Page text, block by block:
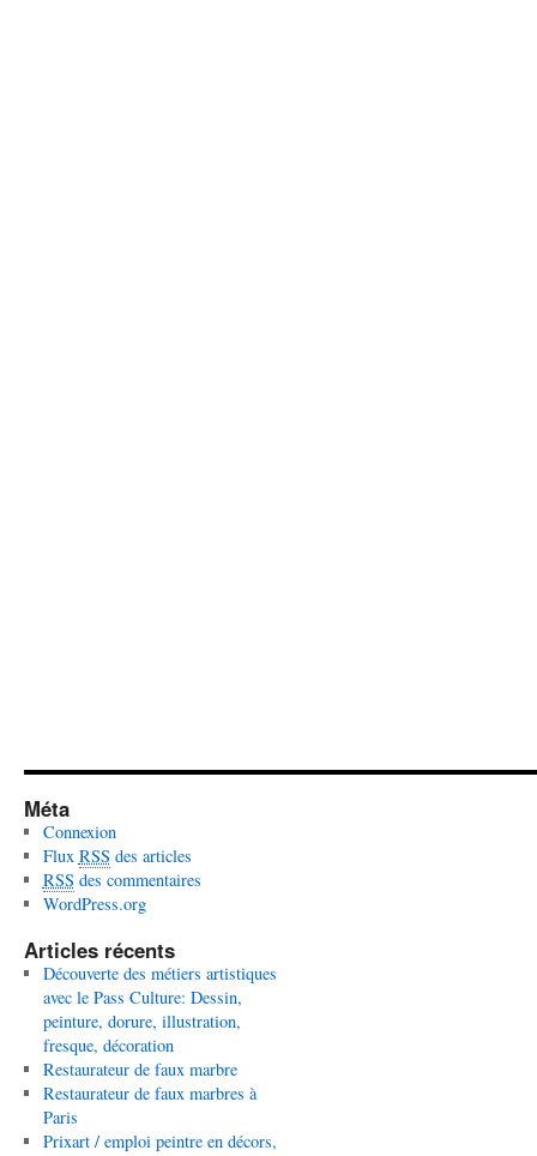
Méta
Connexion
Flux RSS des articles
RSS des commentaires
WordPress.org
Articles récents
Découverte des métiers artistiques
avec le Pass Culture: Dessin,
peinture, dorure, illustration,
fresque, décoration
Restaurateur de faux marbre
Restaurateur de faux marbres à
Paris
Prixart / emploi peintre en décors,